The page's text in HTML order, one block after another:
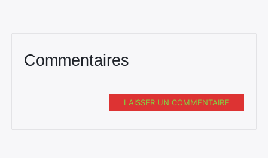
Commentaires
LAISSER UN COMMENTAIRE